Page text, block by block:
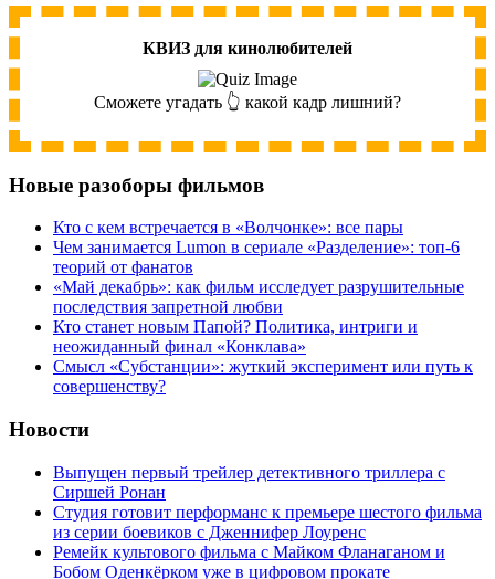
КВИЗ для кинолюбителей
Сможете угадать 👆 какой кадр лишний?
Новые разоборы фильмов
Кто с кем встречается в «Волчонке»: все пары
Чем занимается Lumon в сериале «Разделение»: топ-6
теорий от фанатов
«Май декабрь»: как фильм исследует разрушительные
последствия запретной любви
Кто станет новым Папой? Политика, интриги и
неожиданный финал «Конклава»
Cмысл «Субстанции»: жуткий эксперимент или путь к
совершенству?
Новости
Выпущен первый трейлер детективного триллера с
Сиршей Ронан
Студия готовит перформанс к премьере шестого фильма
из серии боевиков с Дженнифер Лоуренс
Ремейк культового фильма с Майком Фланаганом и
Бобом Оденкёрком уже в цифровом прокате